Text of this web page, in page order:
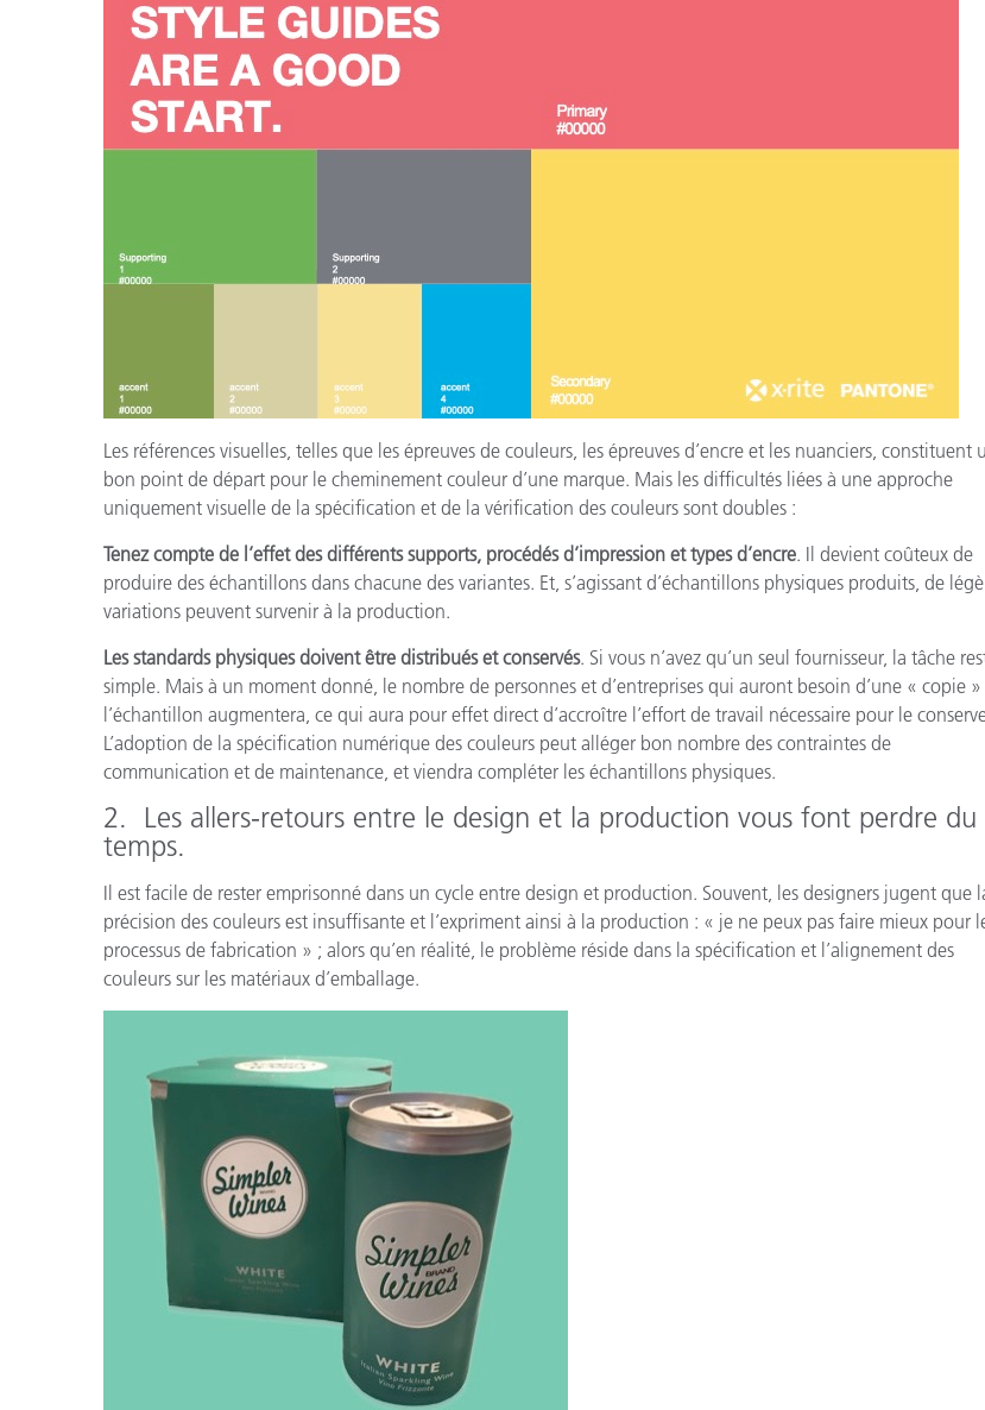
Les références visuelles, telles que les épreuves de couleurs, les épreuves d’encre et les nuanciers, constituent
bon point de départ pour le cheminement couleur d’une marque. Mais les difficultés liées à une approche
uniquement visuelle de la spécification et de la vérification des couleurs sont doubles :
Tenez compte de l’effet des différents supports, procédés d’impression et types d’encre. Il devient coûteux de
produire des échantillons dans chacune des variantes. Et, s’agissant d’échantillons physiques produits, de
variations peuvent survenir à la production.
Les standards physiques doivent être distribués et conservés. Si vous n’avez qu’un seul fournisseur, la tâche
simple. Mais à un moment donné, le nombre de personnes et d’entreprises qui auront besoin d’une « copie
l’échantillon augmentera, ce qui aura pour effet direct d’accroître l’effort de travail nécessaire pour le
L’adoption de la spécification numérique des couleurs peut alléger bon nombre des contraintes de
communication et de maintenance, et viendra compléter les échantillons physiques.
2. Les allers-retours entre le design et la production vous font perdre du
temps.
Il est facile de rester emprisonné dans un cycle entre design et production. Souvent, les designers jugent que
précision des couleurs est insuffisante et l’expriment ainsi à la production : « je ne peux pas faire mieux pour
processus de fabrication » ; alors qu’en réalité, le problème réside dans la spécification et l’alignement des
couleurs sur les matériaux d’emballage.